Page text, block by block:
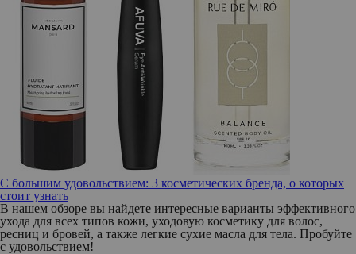
С большим удовольствием: 3 косметических бренда, о которых
стоит узнать
В нашем обзоре вы найдете интересные варианты эффективного
ухода для всех типов кожи, уходовую косметику для волос,
ресниц и бровей, а также легкие сухие масла для тела. Пробуйте
с удовольствием!